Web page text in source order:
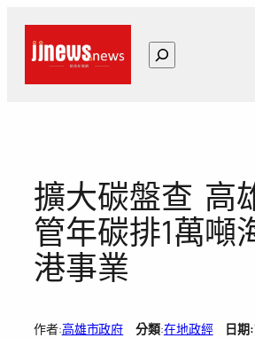
搜
尋
擴大碳盤查 高
管年碳排1萬噸
港事業
作者:高雄市政府 分類:在地政經日期: